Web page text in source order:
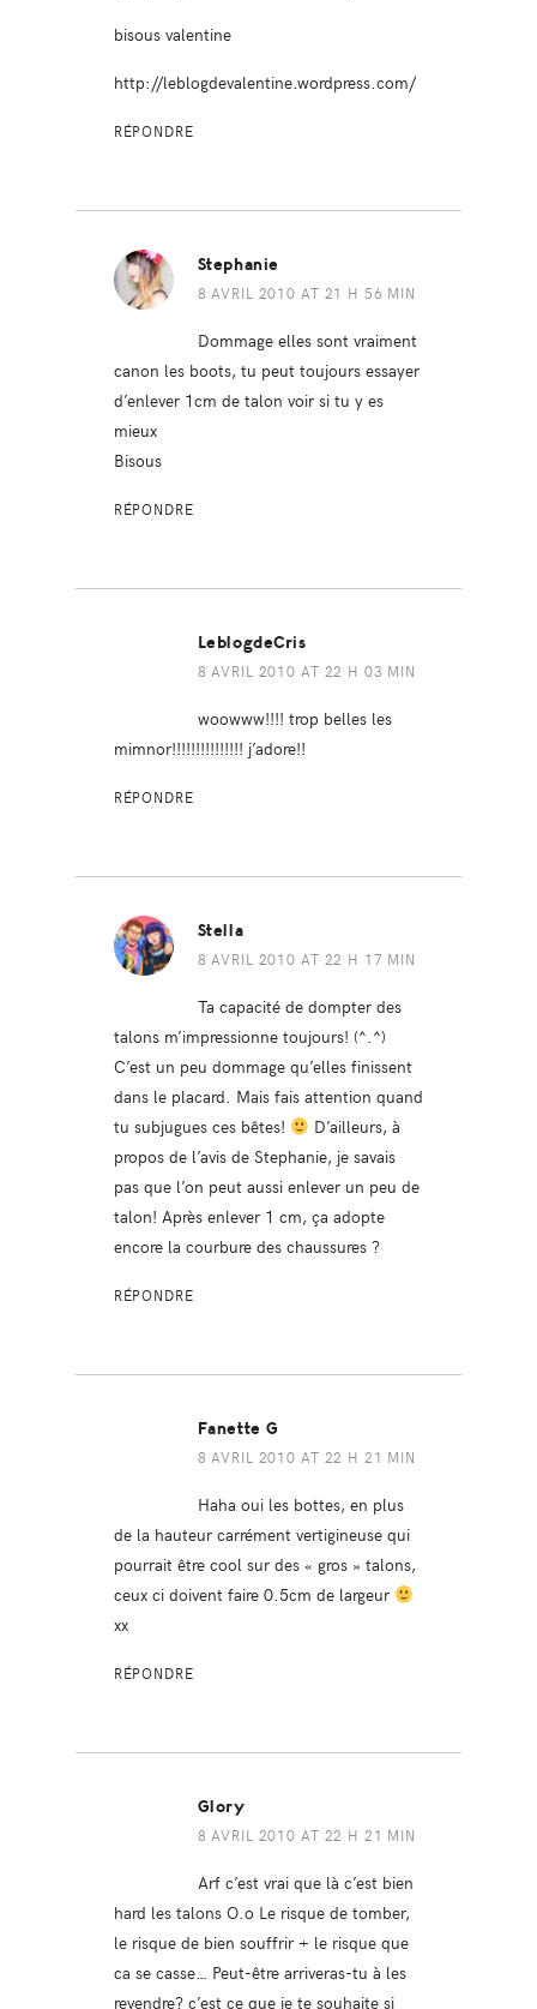
bisous valentine
http://leblogdevalentine.wordpress.com/
RÉPONDRE
Stephanie
8 AVRIL 2010 AT 21 H 56 MIN
Dommage elles sont vraiment
canon les boots, tu peut toujours essayer
d’enlever 1cm de talon voir si tu y es
mieux
Bisous
RÉPONDRE
LeblogdeCris
8 AVRIL 2010 AT 22 H 03 MIN
woowww!!!! trop belles les
mimnor!!!!!!!!!!!!!!! j’adore!!
RÉPONDRE
Stella
8 AVRIL 2010 AT 22 H 17 MIN
Ta capacité de dompter des
talons m’impressionne toujours! (^.^)
C’est un peu dommage qu’elles finissent
dans le placard. Mais fais attention quand
tu subjugues ces bêtes!
D’ailleurs, à
propos de l’avis de Stephanie, je savais
pas que l’on peut aussi enlever un peu de
talon! Après enlever 1 cm, ça adopte
encore la courbure des chaussures ?
RÉPONDRE
Fanette G
8 AVRIL 2010 AT 22 H 21 MIN
Haha oui les bottes, en plus
de la hauteur carrément vertigineuse qui
pourrait être cool sur des « gros » talons,
ceux ci doivent faire 0.5cm de largeur
xx
RÉPONDRE
Glory
8 AVRIL 2010 AT 22 H 21 MIN
Arf c’est vrai que là c’est bien
hard les talons O.o Le risque de tomber,
le risque de bien souffrir + le risque que
ca se casse… Peut-être arriveras-tu à les
revendre? c’est ce que je te souhaite si